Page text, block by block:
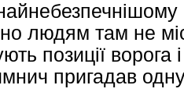
людям там не
позиції ворога
пригадав